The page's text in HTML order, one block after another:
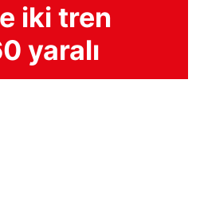
iki tren
yaralı